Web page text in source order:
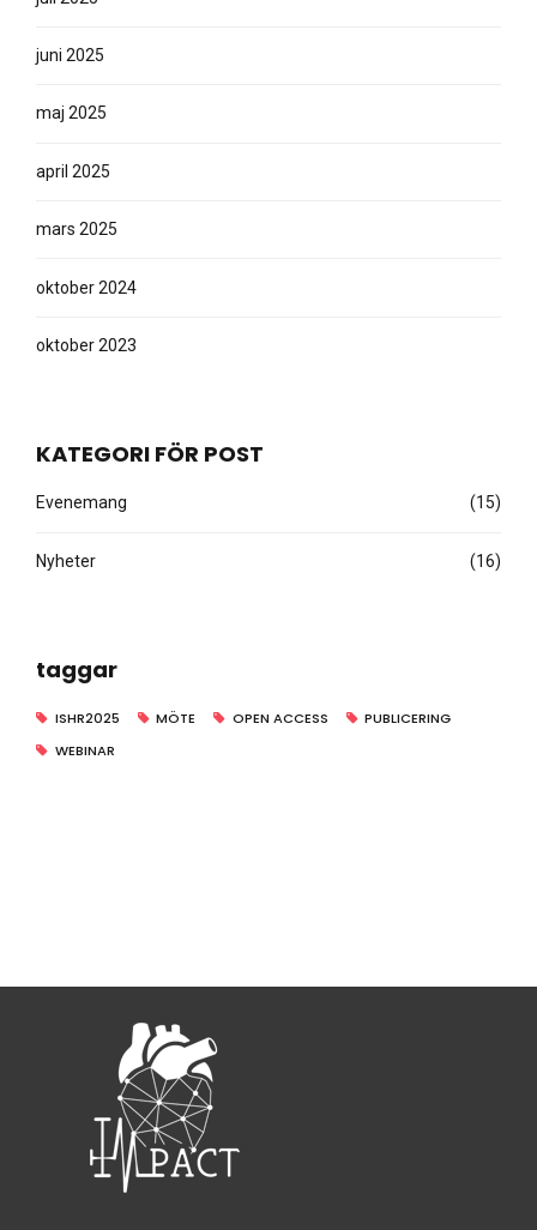
juni 2025
maj 2025
april 2025
mars 2025
oktober 2024
oktober 2023
KATEGORI FÖR POST
Evenemang (15)
Nyheter (16)
taggar
ISHR2025 MÖTE OPEN ACCESS
PUBLICERING
WEBINAR